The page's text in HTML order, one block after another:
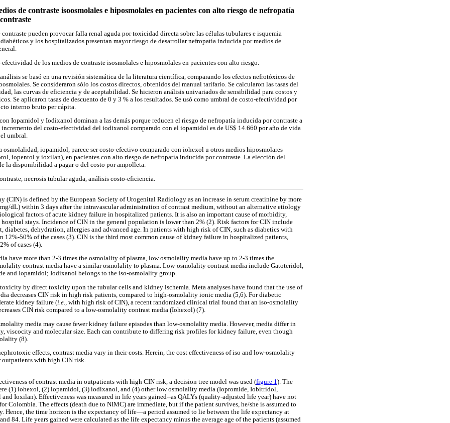
de contraste isoosmolales e hiposmolales en pacientes con alto riesgo de nefropatía
contraste pueden provocar falla renal aguda por toxicidad directa sobre las células tubulares e isquemia
y los hospitalizados presentan mayor riesgo de desarrollar nefropatía inducida por medios de
efectividad de los medios de contraste isosmolales e hiposmolales en pacientes con alto riesgo.
se basó en una revisión sistemática de la literatura científica, comparando los efectos nefrotóxicos de
Se consideraron sólo los costos directos, obtenidos del manual tarifario. Se calcularon las tasas del
las curvas de eficiencia y de aceptabilidad. Se hicieron análisis univariados de sensibilidad para costos y
Se aplicaron tasas de descuento de 0 y 3 % a los resultados. Se usó como umbral de costo-efectividad por
interno bruto per cápita.
Iopamidol y Iodixanol dominan a las demás porque reducen el riesgo de nefropatía inducida por contraste a
incremento del costo-efectividad del iodixanol comparado con el iopamidol es de US$ 14.660 por año de vida
umbral.
osmolalidad, iopamidol, parece ser costo-efectivo comparado con iohexol u otros medios hiposmolares
iopentol y ioxilan), en pacientes con alto riesgo de nefropatía inducida por contraste. La elección del
la disponibilidad a pagar o del costo por ampolleta.
necrosis tubular aguda, análisis costo-eficiencia.
(CIN) is defined by the European Society of Urogenital Radiology as an increase in serum creatinine by more
dL) within 3 days after the intravascular administration of contrast medium, without an alternative etiology
factors of acute kidney failure in hospitalized patients. It is also an important cause of morbidity,
stays. Incidence of CIN in the general population is lower than 2% (2). Risk factors for CIN include
diabetes, dehydration, allergies and advanced age. In patients with high risk of CIN, such as diabetics with
12%-50% of the cases (3). CIN is the third most common cause of kidney failure in hospitalized patients,
of cases (4).
have more than 2-3 times the osmolality of plasma, low osmolality media have up to 2-3 times the
contrast media have a similar osmolality to plasma. Low-osmolality contrast media include Gatoteridol,
and Iopamidol; Iodixanol belongs to the iso-osmolality group.
by direct toxicity upon the tubular cells and kidney ischemia. Meta analyses have found that the use of
decreases CIN risk in high risk patients, compared to high-osmolality ionic media (5,6). For diabetic
kidney failure (i.e., with high risk of CIN), a recent randomized clinical trial found that an iso-osmolality
CIN risk compared to a low-osmolality contrast media (Iohexol) (7).
media may cause fewer kidney failure episodes than low-osmolality media. However, media differ in
viscocity and molecular size. Each can contribute to differing risk profiles for kidney failure, even though
(8).
effects, contrast media vary in their costs. Herein, the cost effectiveness of iso and low-osmolality
outpatients with high CIN risk.
of contrast media in outpatients with high CIN risk, a decision tree model was used (figure 1 ). The
(1) iohexol, (2) iopamidol, (3) iodixanol, and (4) other low osmolality media (Iopromide, Iobitridol,
Ioxilan). Effectiveness was measured in life years gained--as QALYs (quality-adjusted life year) have not
Colombia. The effects (death due to NIMC) are immediate, but if the patient survives, he/she is assumed to
Hence, the time horizon is the expectancy of life—a period assumed to lie between the life expectancy at
84. Life years gained were calculated as the life expectancy minus the average age of the patients (assumed